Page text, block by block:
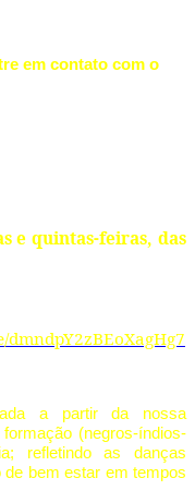
em contato com o
e quintas-feiras, das
a partir da nossa
(negros-índios-
refletindo as danças
bem estar em tempos